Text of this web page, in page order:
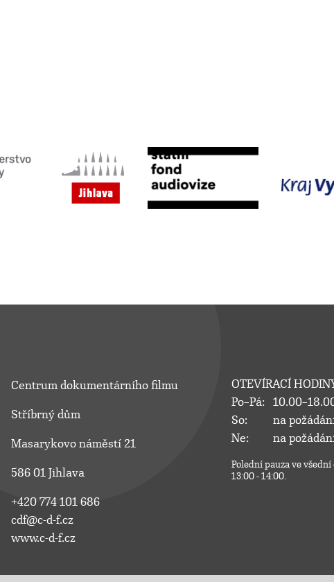
Centrum dokumentárního filmu
Stříbrný dům
Masarykovo náměstí 21
586 01 Jihlava
+420 774 101 686
cdf@c-d-f.cz
www.c-d-f.cz
OTEVÍRACÍ
Po–Pá:
So:
na
Ne:
na
Polední pauza ve
13:00 - 14:00.